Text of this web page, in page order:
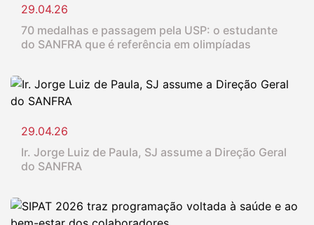
29.04.26
70 medalhas e passagem pela USP: o estudante
do SANFRA que é referência em olimpíadas
29.04.26
Ir. Jorge Luiz de Paula, SJ assume a Direção Geral
do SANFRA